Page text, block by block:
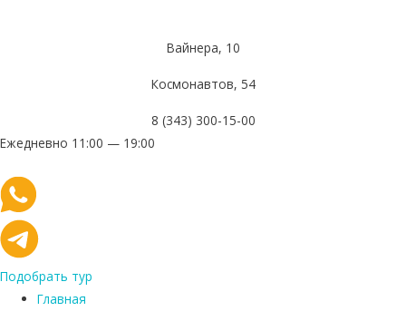
Вайнера, 10
Космонавтов, 54
8 (343) 300-15-00
Ежедневно 11:00 — 19:00
Подобрать тур
Главная